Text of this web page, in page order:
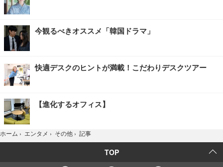
今観るべきオススメ「韓国ドラマ」
快適デスクのヒントが満載！こだわりデスクツアー
【進化するオフィス】
ホーム › エンタメ › その他 › 記事
TOP